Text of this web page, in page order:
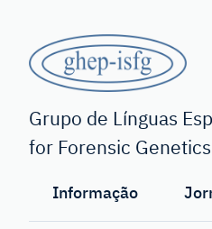
conteúdo
principalGHEP
-
ISFG
Grupo de Línguas
for Forensic Genetics
Informação